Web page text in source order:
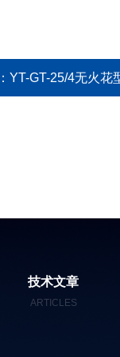
YT-GT-25/4无火花型电连接器 无火
技术文章
ARTICLES